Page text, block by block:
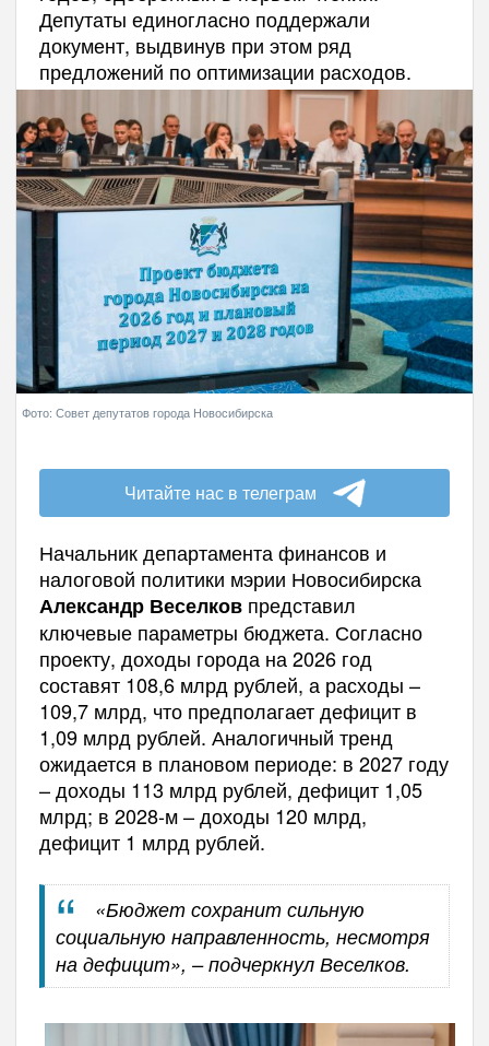
Депутаты единогласно поддержали
документ, выдвинув при этом ряд
предложений по оптимизации расходов.
Фото: Совет депутатов города Новосибирска
Читайте нас в телеграм
Начальник департамента финансов и
налоговой политики мэрии Новосибирска
Александр Веселковпредставил
ключевые параметры бюджета. Согласно
проекту, доходы города на 2026 год
составят 108,6 млрд рублей, а расходы –
109,7 млрд, что предполагает дефицит в
1,09 млрд рублей. Аналогичный тренд
ожидается в плановом периоде: в 2027 году
– доходы 113 млрд рублей, дефицит 1,05
млрд; в 2028-м – доходы 120 млрд,
дефицит 1 млрд рублей.
«Бюджет сохранит сильную
социальную направленность, несмотря
на дефицит», – подчеркнул Веселков.